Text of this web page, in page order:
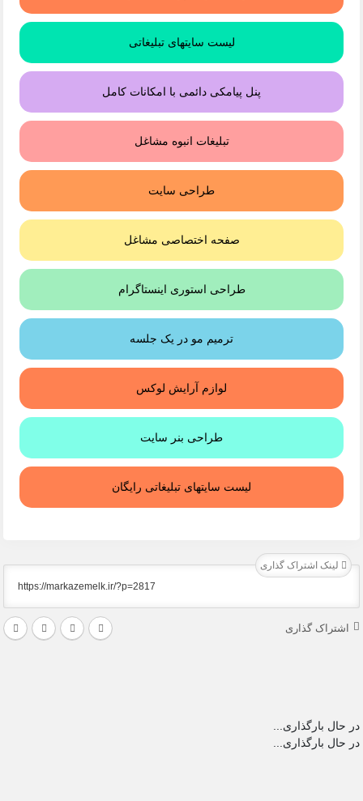
لیست سایتهای تبلیغاتی
پنل پیامکی دائمی با امکانات کامل
تبلیغات انبوه مشاغل
طراحی سایت
صفحه اختصاصی مشاغل
طراحی استوری اینستاگرام
ترمیم مو در یک جلسه
لوازم آرایش لوکس
طراحی بنر سایت
لیست سایتهای تبلیغاتی رایگان
گذاری
گذاری